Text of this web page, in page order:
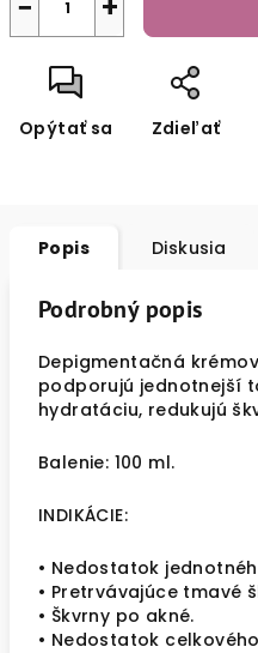
Opýtať sa Zdieľať
Popis Diskusia
Podrobný popis
Depigmentačná
podporujú jednotnejší
hydratáciu, redukujú
Balenie: 100 ml.
INDIKÁCIE:
• Nedostatok
• Pretrvávajúce tmavé
• Škvrny po akné.
• Nedostatok